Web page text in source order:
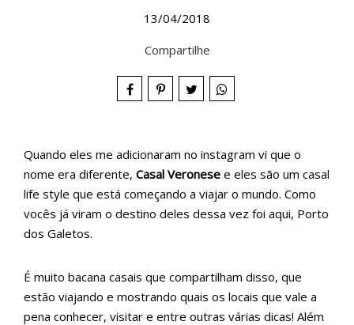
13/04/2018
Compartilhe
Quando eles me adicionaram no instagram vi que o
nome era diferente, Casal Veronese e eles são um casal
life style que está começando a viajar o mundo. Como
vocês já viram o destino deles dessa vez foi aqui, Porto
dos Galetos.
É muito bacana casais que compartilham disso, que
estão viajando e mostrando quais os locais que vale a
pena conhecer, visitar e entre outras várias dicas! Além